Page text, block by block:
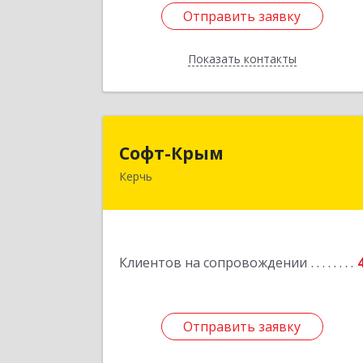
Отправить заявку
Показать контакты
Отправить заявку
Назад
Софт-Крым
Керчь
Клиентов на сопровождении
Отправить заявку
Республика Калмыкия, г. Элиста, ул.
Отправить заявку